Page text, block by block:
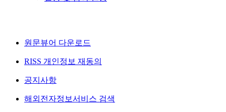
원문뷰어 다운로드
RISS 개인정보 재동의
공지사항
해외전자정보서비스 검색